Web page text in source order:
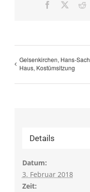
Facebook
Gelsenkirchen, Hans-
Haus, Kostümsitzung
Details
Datum:
3. Februar 2018
Zeit: